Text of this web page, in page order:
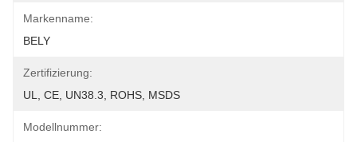
Markenname:
BELY
Zertifizierung:
UL, CE, UN38.3, ROHS, MSDS
Modellnummer: